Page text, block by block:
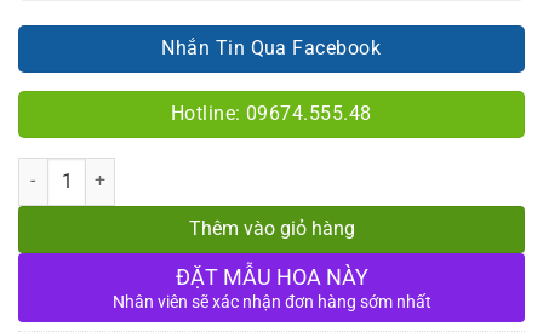
Nhắn Tin Qua Facebook
Hotline: 09674.555.48
Số lượng
Thêm vào giỏ hàng
ĐẶT MẪU HOA NÀY
Nhân viên sẽ xác nhận đơn hàng sớm nhất